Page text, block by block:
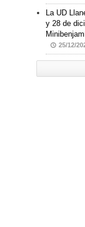
La UD
y 28 de
25/12/